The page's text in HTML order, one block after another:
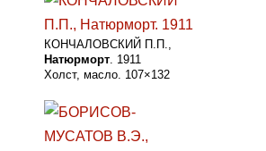
КОНЧАЛОВСКИЙ П.П.,
Натюрморт. 1911
Холст, масло. 107×132